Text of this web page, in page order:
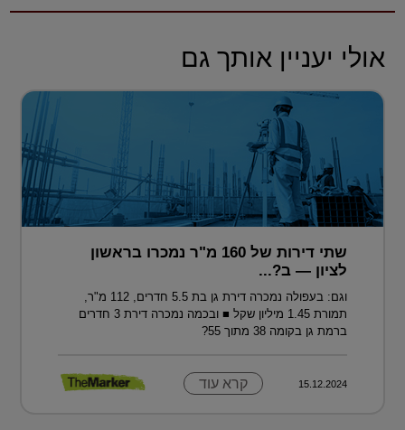
אולי יעניין אותך גם
שתי דירות של 160 מ"ר נמכרו בראשון
לציון — ב?...
וגם: בעפולה נמכרה דירת גן בת 5.5 חדרים, 112 מ"ר,
תמורת 1.45 מיליון שקל ■ ובכמה נמכרה דירת 3 חדרים
ברמת גן בקומה 38 מתוך 55?
15.12.2024 קרא עוד